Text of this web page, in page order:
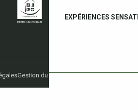
EXPÉRIENCES
Gestion du consentement